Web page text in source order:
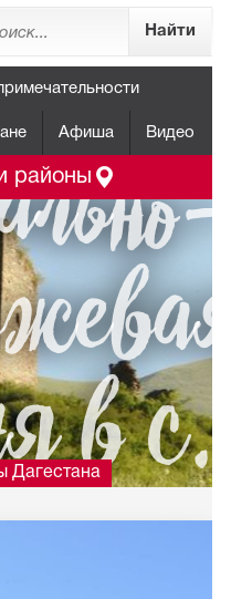
Афиша Видео
районы
в с.
Дагестана